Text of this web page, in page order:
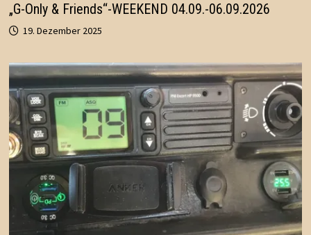
„G-Only & Friends“-WEEKEND 04.09.-06.09.2026
19. Dezember 2025